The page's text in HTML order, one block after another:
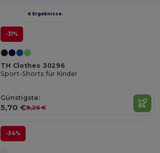
6 Ergebnisse.
-31%
TH Clothes 30296
Sport-Shorts für Kinder
Günstigste:
5,70 €8,26 €
-34%